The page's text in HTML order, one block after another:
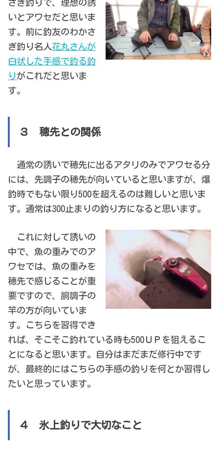
さぎ釣りで、理想の誘
いとアワセだと思いま
す。前に釣友のわかさ
ぎ釣り名人花丸さんが
白状した手感で釣る釣
りがこれだと思いま
す。
３ 穂先との関係
通常の誘いで穂先に出るアタリのみでアワセる分
には、先調子の穂先が向いていると思いますが、爆
釣時でもない限り500を超えるのは難しいと思いま
す。通常は300止まりの釣り方になると思います。
これに対して誘いの
中で、魚の重みでのア
ワセでは、魚の重みを
穂先で感じることが重
要ですので、胴調子の
竿の方が向いていま
す。こちらを習得でき
れば、そこそこ釣れている時も500ＵＰを狙えるこ
とになると思います。自分はまだまだ修行中です
が、最終的にはこちらの手感の釣りを何とか習得し
たいと思っています。
４ 氷上釣りで大切なこと